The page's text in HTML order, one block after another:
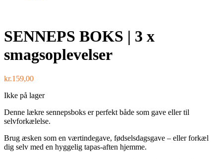
SENNEPS BOKS | 3 x
smagsoplevelser
kr.159,00
Ikke på lager
Denne lækre sennepsboks er perfekt både som gave eller til
selvforkælelse.
Brug æsken som en værtindegave, fødselsdagsgave – eller forkæl
dig selv med en hyggelig tapas-aften hjemme.